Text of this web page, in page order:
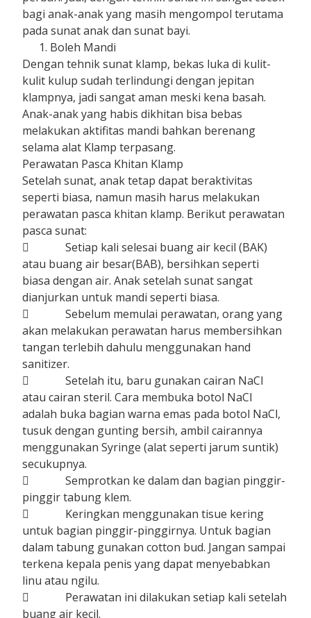
bagi anak-anak yang masih mengompol terutama
pada sunat anak dan sunat bayi.
Boleh Mandi
Dengan tehnik sunat klamp, bekas luka di kulit-
kulit kulup sudah terlindungi dengan jepitan
klampnya, jadi sangat aman meski kena basah.
Anak-anak yang habis dikhitan bisa bebas
melakukan aktifitas mandi bahkan berenang
selama alat Klamp terpasang.
Perawatan Pasca Khitan Klamp
Setelah sunat, anak tetap dapat beraktivitas
seperti biasa, namun masih harus melakukan
perawatan pasca khitan klamp. Berikut perawatan
pasca sunat:
 Setiap kali selesai buang air kecil (BAK)
atau buang air besar(BAB), bersihkan seperti
biasa dengan air. Anak setelah sunat sangat
dianjurkan untuk mandi seperti biasa.
 Sebelum memulai perawatan, orang yang
akan melakukan perawatan harus membersihkan
tangan terlebih dahulu menggunakan hand
sanitizer.
 Setelah itu, baru gunakan cairan NaCl
atau cairan steril. Cara membuka botol NaCl
adalah buka bagian warna emas pada botol NaCl,
tusuk dengan gunting bersih, ambil cairannya
menggunakan Syringe (alat seperti jarum suntik)
secukupnya.
 Semprotkan ke dalam dan bagian pinggir-
pinggir tabung klem.
 Keringkan menggunakan tisue kering
untuk bagian pinggir-pinggirnya. Untuk bagian
dalam tabung gunakan cotton bud. Jangan sampai
terkena kepala penis yang dapat menyebabkan
linu atau ngilu.
 Perawatan ini dilakukan setiap kali setelah
buang air kecil.